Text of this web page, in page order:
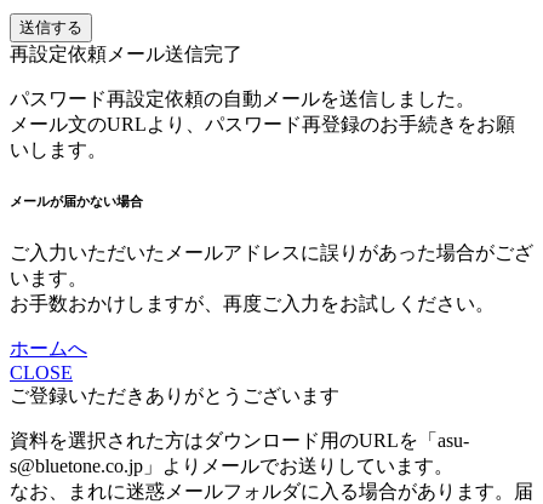
送信する
再設定依頼メール送信完了
パスワード再設定依頼の自動メールを送信しました。
メール文のURLより、パスワード再登録のお手続きをお願
いします。
メールが届かない場合
ご入力いただいたメールアドレスに誤りがあった場合がござ
います。
お手数おかけしますが、再度ご入力をお試しください。
ホームへ
CLOSE
ご登録いただきありがとうございます
資料を選択された方はダウンロード用のURLを「asu-
s@bluetone.co.jp」よりメールでお送りしています。
なお、まれに迷惑メールフォルダに入る場合があります。届